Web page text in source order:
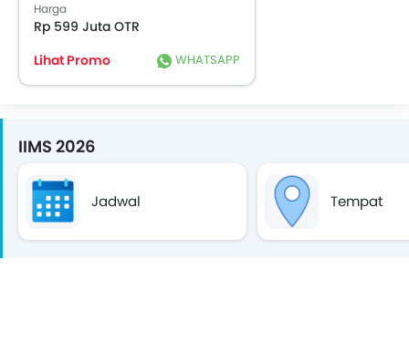
Harga
Rp 599 Juta OTR
Lihat Promo
WHATSAPP
IIMS 2026
Jadwal Tempat